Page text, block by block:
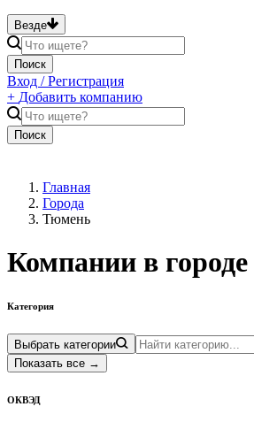
Везде
Поиск
Вход / Регистрация
+ Добавить компанию
Поиск
Главная
Города
Тюмень
Компании в городе
Категория
Выбрать категории
Показать все →
ОКВЭД